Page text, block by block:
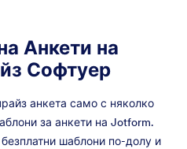
Анкети на
Софтуер
анкета само с няколко
за анкети на Jotform.
шаблони по-долу и